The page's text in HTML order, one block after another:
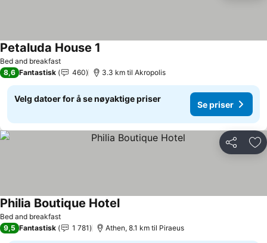
Bed and breakfast
Petaluda House 1
8,6 Fantastisk 460 3.3 km til Akropolis
Velg datoer for å se nøyaktige priser
Se priser
Del
Bed and breakfast
Philia Boutique Hotel
9,5 Fantastisk 1 781 Athen, 8.1 km til Piraeus